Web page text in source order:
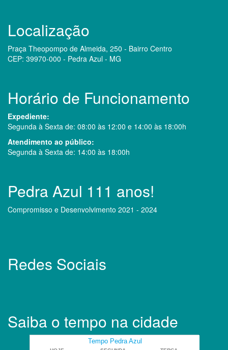
Localização
Praça Theopompo de Almeida, 250 - Bairro Centro
CEP: 39970-000 - Pedra Azul - MG
Horário de Funcionamento
Expediente:
Segunda à Sexta de: 08:00 às 12:00 e 14:00 às 18:00h
Atendimento ao público:
Segunda à Sexta de: 14:00 às 18:00h
Pedra Azul 111 anos!
Compromisso e Desenvolvimento 2021 - 2024
Redes Sociais
Saiba o tempo na cidade